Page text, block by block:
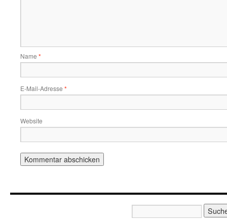
Name *
E-Mail-Adresse *
Website